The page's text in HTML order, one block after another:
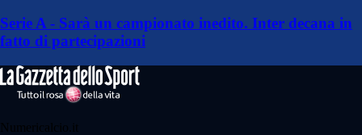
Serie A - Sarà un campionato inedito. Inter decana in
fatto di partecipazioni
Numericalcio.it